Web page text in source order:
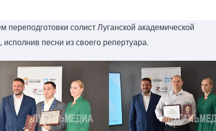
солист Луганской академической
песни из своего репертуара.